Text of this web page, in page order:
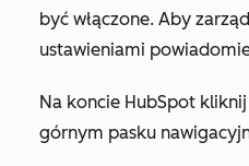
być włączone. Aby
ustawieniami
Na koncie HubSpot kliknij
górnym pasku